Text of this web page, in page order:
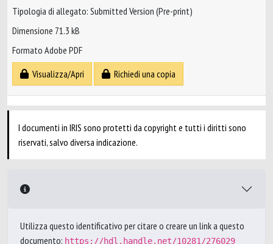
Tipologia di allegato: Submitted Version (Pre-print)
Dimensione 71.3 kB
Formato Adobe PDF
Visualizza/Apri
Richiedi una copia
I documenti in IRIS sono protetti da copyright e tutti i diritti sono
riservati, salvo diversa indicazione.
Utilizza questo identificativo per citare o creare un link a questo
documento: https://hdl.handle.net/10281/276029